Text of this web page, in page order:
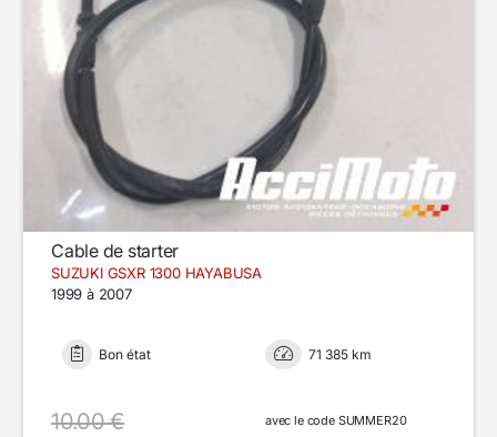
Cable de starter
SUZUKI GSXR 1300 HAYABUSA
1999 à 2007
Bon état 71 385 km
10.00 €
avec le code SUMMER20